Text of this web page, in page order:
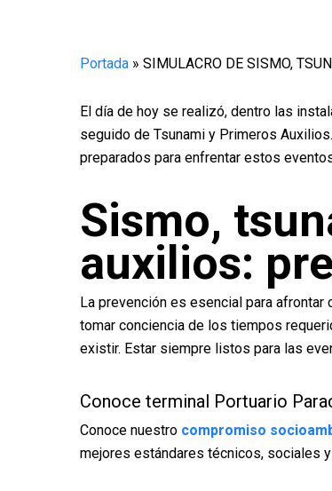
Portada » SIMULACRO DE SISMO,
El día de hoy se realizó, dentro las
seguido de Tsunami y Primeros
preparados para enfrentar estos
Sismo,
auxilios:
La prevención es esencial para afrontar
tomar conciencia de los tiempos
existir. Estar siempre listos para las
Conoce terminal Portuario
Conoce nuestro compromiso
mejores estándares técnicos, sociales